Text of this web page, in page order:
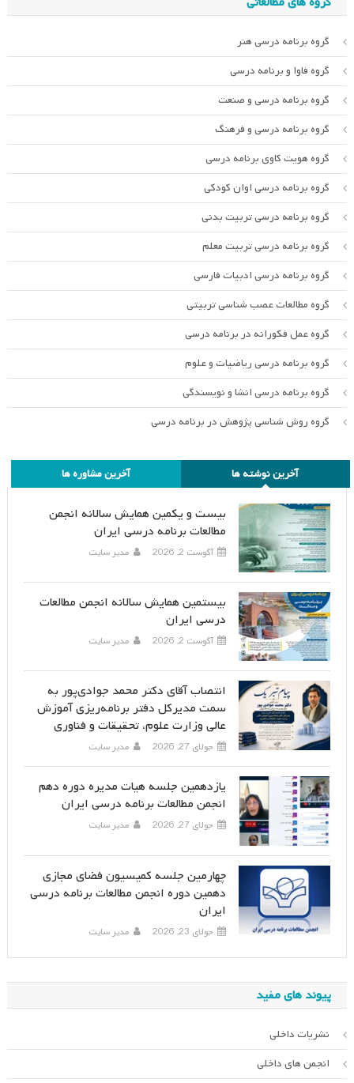
گروه برنامه درسی هنر
گروه فاوا و برنامه درسی
گروه برنامه درسی و صنعت
گروه برنامه درسی و فرهنگ
گروه هویت کاوی برنامه درسی
گروه برنامه درسی اوان کودکی
گروه برنامه درسی تربیت بدنی
گروه برنامه درسی تربیت معلم
گروه برنامه درسی ادبیات فارسی
گروه مطالعات عصب شناسی تربیتی
گروه عمل فکورانه در برنامه درسی
گروه برنامه درسی ریاضیات و علوم
گروه برنامه درسی انشا و نویسندگی
گروه روش شناسی پژوهش در برنامه درسی
آخرین نوشته ها آخرین مشاوره ها
بیست و یکمین همایش سالانه انجمن
مطالعات برنامه درسی ایران
آگوست 2, 2026 مدیر سایت
بیستمین همایش سالانه انجمن مطالعات
درسی ایران
آگوست 2, 2026 مدیر سایت
انتصاب آقای دکتر محمد جوادی‌پور به
سمت مدیرکل دفتر برنامه‌ریزی آموزش
عالی وزارت علوم، تحقیقات و فناوری
جولای 27, 2026 مدیر سایت
یازدهمین جلسه هیات مدیره دوره دهم
انجمن مطالعات برنامه درسی ایران
جولای 27, 2026 مدیر سایت
چهارمین جلسه کمیسیون فضای مجازی
دهمین دوره انجمن مطالعات برنامه درسی
ایران
جولای 23, 2026 مدیر سایت
پیوند های مفید
نشریات داخلی
انجمن های داخلی